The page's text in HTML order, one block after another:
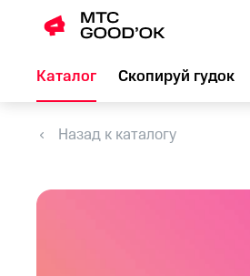
Каталог Скопируй гудок
Назад к каталогу